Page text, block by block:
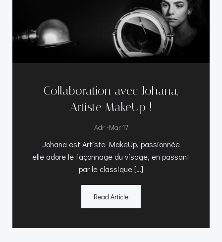
Collaboration avec Johana,
Artiste MakeUp !
Adr -Mar 17
Johana est Artiste MakeUp, passionnée
elle adore le façonnage du visage, en passant
par le classique […]
Read Article